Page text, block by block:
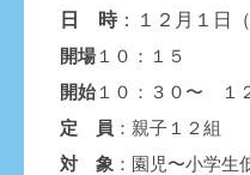
日 時：１２月１日（
開場 １０：１５
開始 １０：３０〜 １
定 員 ：親子１２組
対 象 ：園児〜小学生